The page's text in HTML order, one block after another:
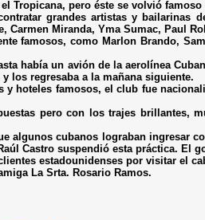
Tropicana, pero éste se volvió
grandes artistas y bailarinas
Carmen Miranda, Yma Sumac, Paul
famosos, como Marlon Brando,
había un avión de la aerolínea
los regresaba a la mañana siguiente.
hoteles famosos, el club fue
pero con los trajes brillantes,
algunos cubanos lograban ingresar
Castro suspendió esta práctica. El
estadounidenses por visitar el
La Srta. Rosario Ramos.